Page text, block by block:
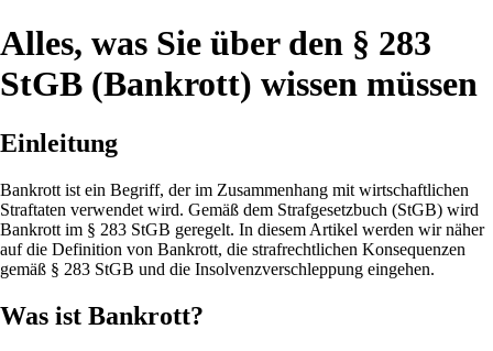
Alles, was Sie über den § 283
StGB (Bankrott) wissen müssen
Einleitung
Bankrott ist ein Begriff, der im Zusammenhang mit wirtschaftlichen
Straftaten verwendet wird. Gemäß dem Strafgesetzbuch (StGB) wird
Bankrott im § 283 StGB geregelt. In diesem Artikel werden wir näher
auf die Definition von Bankrott, die strafrechtlichen Konsequenzen
gemäß § 283 StGB und die Insolvenzverschleppung eingehen.
Was ist Bankrott?